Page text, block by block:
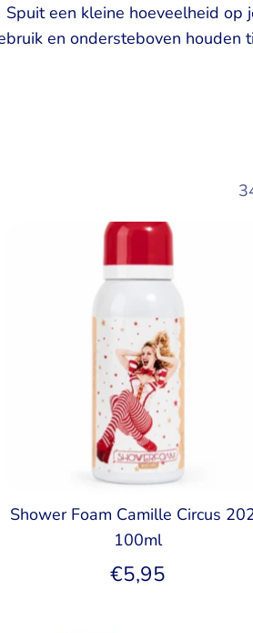
een kleine hoeveelheid
en ondersteboven
Shower Foam Camille Circus
100ml
€5,95